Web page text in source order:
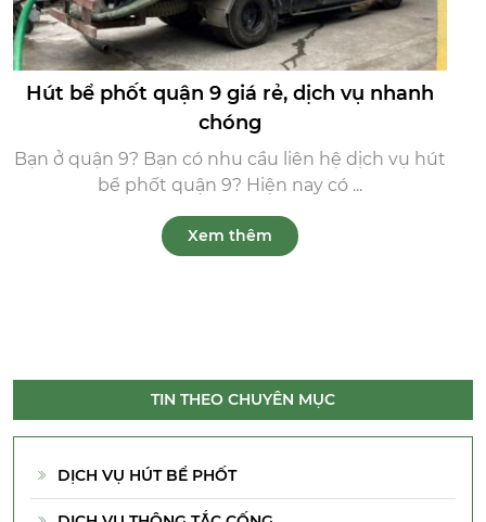
Hút bể phốt quận 9 giá rẻ, dịch vụ nhanh
chóng
Bạn ở quận 9? Bạn có nhu cầu liên hệ dịch vụ hút
bể phốt quận 9? Hiện nay có ...
Xem thêm
TIN THEO CHUYÊN MỤC
DỊCH VỤ HÚT BỂ PHỐT